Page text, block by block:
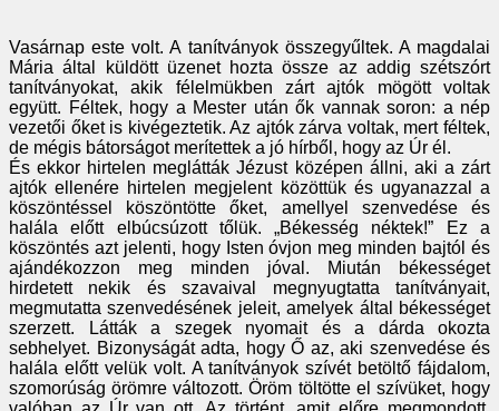
Vasárnap este volt. A tanítványok összegyűltek. A magdalai
Mária által küldött üzenet hozta össze az addig szétszórt
tanítványokat, akik félelmükben zárt ajtók mögött voltak
együtt. Féltek, hogy a Mester után ők vannak soron: a nép
vezetői őket is kivégeztetik. Az ajtók zárva voltak, mert féltek,
de mégis bátorságot merítettek a jó hírből, hogy az Úr él.
És ekkor hirtelen meglátták Jézust középen állni, aki a zárt
ajtók ellenére hirtelen megjelent közöttük és ugyanazzal a
köszöntéssel köszöntötte őket, amellyel szenvedése és
halála előtt elbúcsúzott tőlük. „Békesség néktek!” Ez a
köszöntés azt jelenti, hogy Isten óvjon meg minden bajtól és
ajándékozzon meg minden jóval. Miután békességet
hirdetett nekik és szavaival megnyugtatta tanítványait,
megmutatta szenvedésének jeleit, amelyek által békességet
szerzett. Látták a szegek nyomait és a dárda okozta
sebhelyet. Bizonyságát adta, hogy Ő az, aki szenvedése és
halála előtt velük volt. A tanítványok szívét betöltő fájdalom,
szomorúság örömre változott. Öröm töltötte el szívüket, hogy